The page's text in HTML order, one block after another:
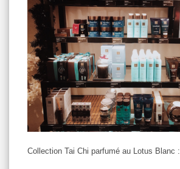
Collection Tai Chi parfumé au Lotus Blanc :